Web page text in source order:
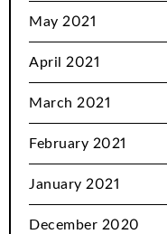
May 2021
April 2021
March 2021
February 2021
January 2021
December 2020